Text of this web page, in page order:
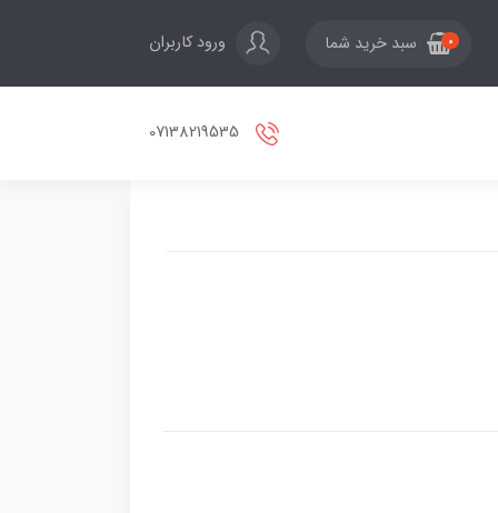
0 سبد خرید شما ورود کاربران